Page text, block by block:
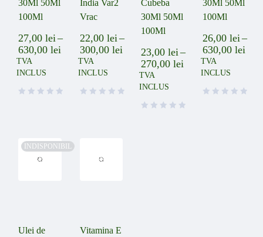
30Ml 50Ml
100Ml
27,00 lei –
630,00 lei
TVA
INCLUS
India Var2
Vrac
22,00 lei–
300,00 lei
TVA
INCLUS
Cubeba
30Ml 50Ml
100Ml
23,00 lei –
270,00 lei
TVA
INCLUS
30Ml 50Ml
100Ml
26,00 lei–
630,00 lei
TVA
INCLUS
INDISPONIBIL
Ulei de
Vitamina E